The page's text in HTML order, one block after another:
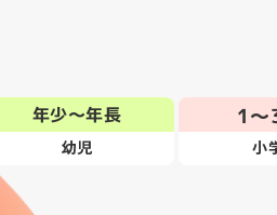
年少～年長
幼児
1～
小